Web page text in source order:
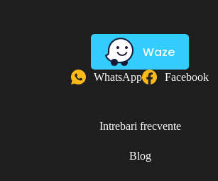
Waze
WhatsApp Facebook
Intrebari frecvente
Blog